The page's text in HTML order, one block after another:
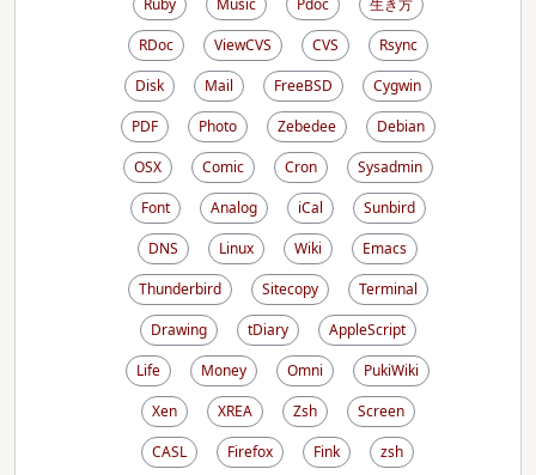
Ruby Music Pdoc
生き方
RDoc
ViewCVS CVS
Rsync
Disk
Mail FreeBSD
Cygwin
PDF
Photo Zebedee
Debian
OSX
Comic Cron
Sysadmin
Font
Analog iCal
Sunbird
DNS
Linux Wiki
Emacs
Thunderbird
Sitecopy
Terminal
Drawing
tDiary
AppleScript
Life
Money Omni
PukiWiki
Xen
XREA Zsh
Screen
CASL
Firefox Fink
zsh